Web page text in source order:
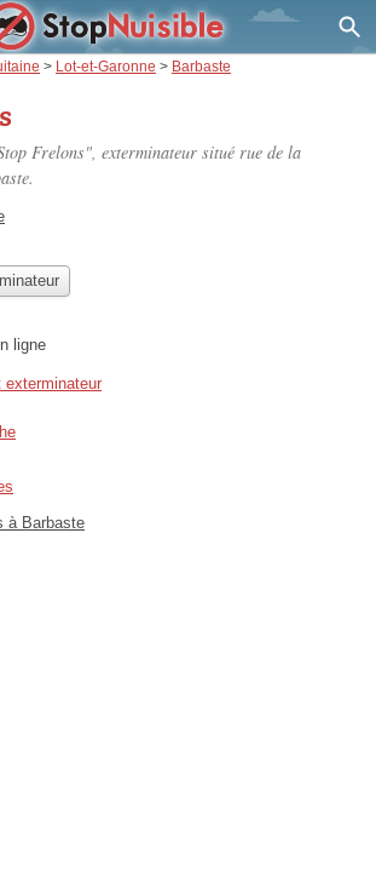
> Lot-et-Garonne > Barbaste
Frelons", exterminateur situé rue de la
ligne
exterminateur
à Barbaste